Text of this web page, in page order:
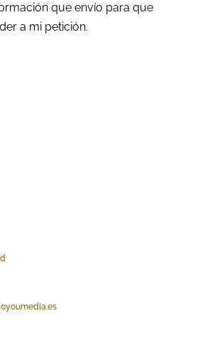
que envío para que
a mi petición.